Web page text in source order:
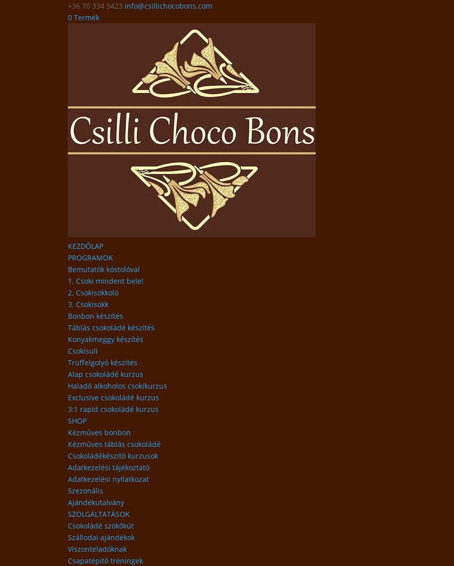
+36 70 334 5423 info@csillichocobons.com
0 Termék
KEZDŐLAP
PROGRAMOK
Bemutatók kóstolóval
1. Csoki mindent bele!
2. Csokisokkoló
3. Csokisokk
Bonbon készítés
Táblás csokoládé készítés
Konyakmeggy készítés
Csokisuli
Trüffelgolyó készítés
Alap csokoládé kurzus
Haladó alkoholos csokikurzus
Exclusive csokoládé kurzus
3:1 rapid csokoládé kurzus
SHOP
Kézműves bonbon
Kézműves táblás csokoládé
Csokoládékészítő kurzusok
Adatkezelési tájékoztató
Adatkezelési nyilatkozat
Szezonális
Ajándékutalvány
SZOLGÁLTATÁSOK
Csokoládé szökőkút
Szállodai ajándékok
Viszonteladóknak
Csapatépítő tréningek